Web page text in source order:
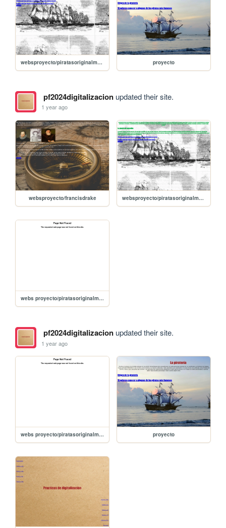
websproyecto/piratasoriginalmente proyecto
pf2024digitalizacionupdated their site.
1 year ago
websproyecto/francisdrake websproyecto/piratasoriginalmente
webs proyecto/piratasoriginalmente
pf2024digitalizacionupdated their site.
1 year ago
webs proyecto/piratasoriginalmente proyecto